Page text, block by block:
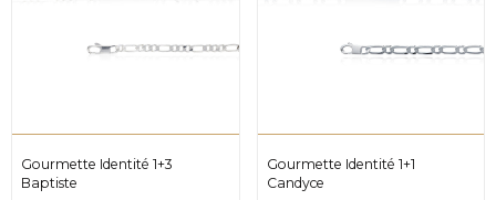
Gourmette Identité 1+3
Baptiste
Gourmette Identité 1+1
Candyce